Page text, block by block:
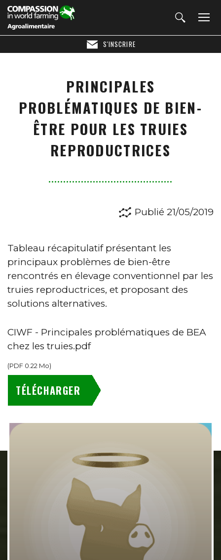
S'INSCRIRE
PRINCIPALES
PROBLÉMATIQUES DE BIEN-
ÊTRE POUR LES TRUIES
REPRODUCTRICES
Publié 21/05/2019
Tableau récapitulatif présentant les
principaux problèmes de bien-être
rencontrés en élevage conventionnel par les
truies reproductrices, et proposant des
solutions alternatives.
CIWF - Principales problématiques de BEA
chez les truies.pdf
(PDF 0.22 Mo)
TÉLÉCHARGER